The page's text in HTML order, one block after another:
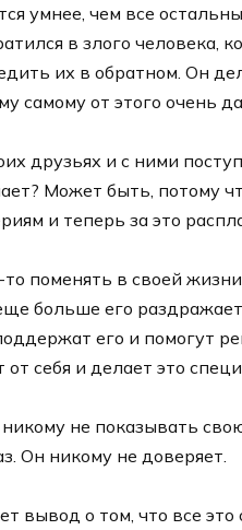
умнее, чем все
в злого человека,
их в обратном. Он
самому от этого очень
друзьях и с ними
Может быть, потому
и теперь за это
поменять в своей
больше его
его и помогут
себя и делает это
не показывать
Он никому не доверяет.
вывод о том, что все